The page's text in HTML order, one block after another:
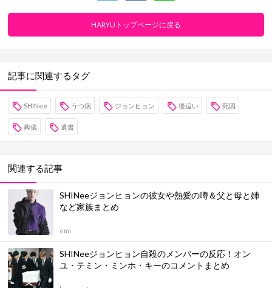
HARYUトップページに戻る
記事に関連するタグ
SHINee うつ病 ジョンヒョン 後追い 死因
葬儀 遺書
関連する記事
SHINeeジョンヒョンの彼女や熱愛の噂＆父と母と姉
など家族まとめ
emi
SHINeeジョンヒョン自殺のメンバーの反応！オン
ユ・テミン・ミンホ・キーのコメントまとめ